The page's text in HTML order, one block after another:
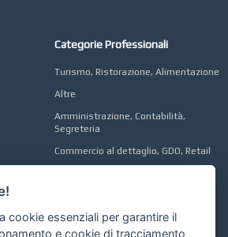
Categorie Professionali
Turismo, Ristorazione, Alimentazione
Altre
Amministrazione, Contabilità,
Segreteria
Commercio al dettaglio, GDO, Retail
cookie essenziali per garantire il
e cookie di tracciamento